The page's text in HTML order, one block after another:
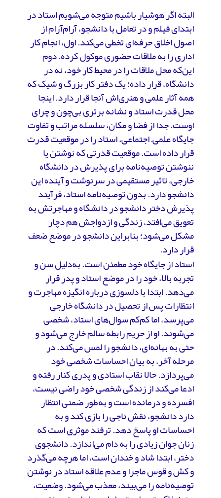
البته اگر هوشیار باشیم متوجه می‌شویم استاد در
ابتدای فیلم و در تعامل با دانشجو، آرام‌آرام از
اصول اخلاق حرفه‌ای تخطی می‌کند. اول، انجام کار
اداری را به ملاقات حضوری موکول کرده. دوم
این‌که محل ملاقات را در محیط کار خود، نه در
دانشگاه، قرار داده؛ یک دفتر کار بزرگ و شیک که
همه آثار علمی و هنری‌اش آنجا قرار دارد. اینجا
محل قدرت استاد و نشانه برتری بی‌چون و چرای
اوست. جدا از فضا و مکان، سلسله مراتب و تفاوت
جایگاه علمی‌– اجتماعی، استاد را در موقعیت قدرت
قرار داده است. موقعیت قدرتی که نوشتن یا
ننوشتن توصیه‌نامه برای پذیرش در دانشگاه
خارجی، تاثیر مستقیمی در سرنوشت و آینده این
دانشجو دارد. بدون توصیه‌نامه استاد، فرآیند
پذیرش دختر دانشجو در دانشگاه و مهاجرتش به
تعویق می‌افتد، زندگی و ازدواجش هم دچار
مشکل می‌شود؛ بنابراین دانشجو در موضع ضعف
قرار دارد.
استاد از جایگاه خود مطمئن است. به‌دلیل سن و
تجربه بالا، خود را در موضع استاد و پدر قرار
می‌دهد. ابتدا با دلسوزی درباره انگیزه مهاجرت و
انتظارات پس از تحصیل در دانشگاه خارجی
می‌پرسد، اما کم‌کم سوال‌های استاد، شخصی
می‌شوند. او از حریم رابطه سالم خارج می‌شود و
حتی به بهانه‌ای، دانشجو را لمس می‌کند. در
مرحله آخر، به بیان احساسات شخصی خود
می‌پردازد. حالا نقاب استادی و پدری کنار رفته و
ادعا می‌کند از زندگی شخصی خود راضی نیست،
افسرده و درمانده است و به‌طور ضمنی انتظار
دارد دانشجو، نقش ناجی را بازی کند و به
احساسات او پاسخ دهد. ترفند موثری است که
زنان جوان زیادی را به دام می‌اندازد. دانشجوی
دختر، ابتدا شاد و خندان است، اما هرچه می‌گذرد
و کش و قوس ماجرا و عدم علاقه استاد در نوشتن
توصیه‌نامه را می‌بیند، معذب‌ می‌شود. وضعیت،